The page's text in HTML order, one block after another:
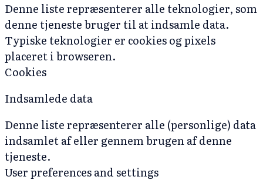
Denne liste repræsenterer alle teknologier, som
denne tjeneste bruger til at indsamle data.
Typiske teknologier er cookies og pixels
placeret i browseren.
Cookies
Indsamlede data
Denne liste repræsenterer alle (personlige) data
indsamlet af eller gennem brugen af denne
tjeneste.
User preferences and settings